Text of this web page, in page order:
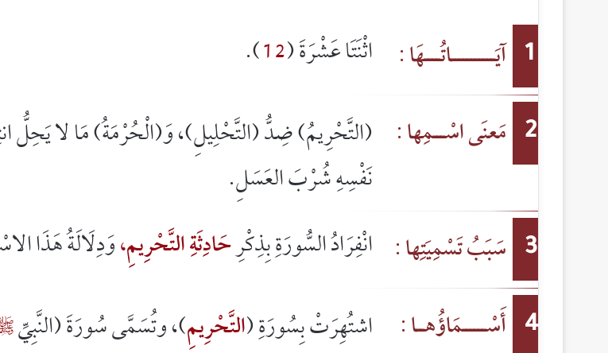
1 آيَـــــــــــاتُــــهَا : اثْنَتَا عَشْرَةَ (12
).
2 مَعنَى اسْـــمِها : (التَّحْرِيمُ) ضِدُّ (التَّحْلِيلِ)، وَ(الْحُرْمَةُ) مَا لا يَحِلُّ
نَفْسِهِ شُرْبَ العَسَلِ.
3 سَبَبُ تَسْمِيَتِها : انْفِرَادُ السُّورَةِ بِذِكْرِحَادِثَةِ التَّحْرِيمِ،وَدِلَالَةُ هَذَا
4 أَسْــــــمَاؤُهــا : اشتُهِرَتْ بِسُورَةِ (التَّحْرِيمِ)، وتُسَمَّى سُورَةَ (النَّبِيِّ